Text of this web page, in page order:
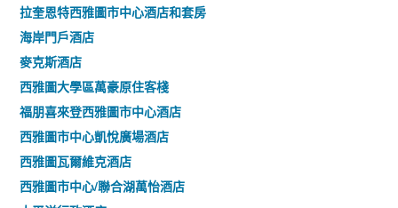
拉奎恩特西雅圖市中心酒店和套房
海岸門戶酒店
麥克斯酒店
西雅圖大學區萬豪原住客棧
福朋喜來登西雅圖市中心酒店
西雅圖市中心凱悅廣場酒店
西雅圖瓦爾維克酒店
西雅圖市中心/聯合湖萬怡酒店